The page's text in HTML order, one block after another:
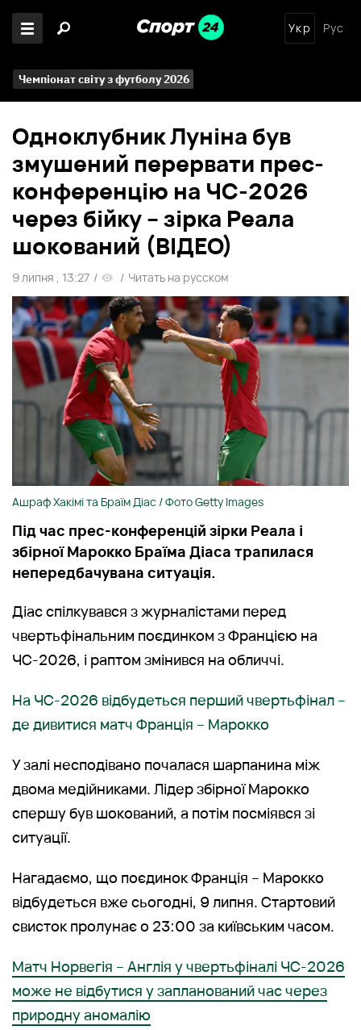
Укр Рус
Чемпіонат світу з футболу 2026
Одноклубник Луніна був
змушений перервати прес-
конференцію на ЧС-2026
через бійку – зірка Реала
шокований (ВІДЕО)
9 липня , 13:27 / / Читать на русском
Ашраф Хакімі та Браїм Діас / Фото Getty Images
Під час прес-конференцій зірки Реала і
збірної Марокко Браїма Діаса трапилася
непередбачувана ситуація.
Діас спілкувався з журналістами перед
чвертьфінальним поєдинком з Францією на
ЧС-2026, і раптом змінився на обличчі.
На ЧС-2026 відбудеться перший чвертьфінал –
де дивитися матч Франція – Марокко
У залі несподівано почалася шарпанина між
двома медійниками. Лідер збірної Марокко
спершу був шокований, а потім посміявся зі
ситуації.
Нагадаємо, що поєдинок Франція – Марокко
відбудеться вже сьогодні, 9 липня. Стартовий
свисток пролунає о 23:00 за київським часом.
Матч Норвегія – Англія у чвертьфіналі ЧС-2026
може не відбутися у запланований час через
природну аномалію